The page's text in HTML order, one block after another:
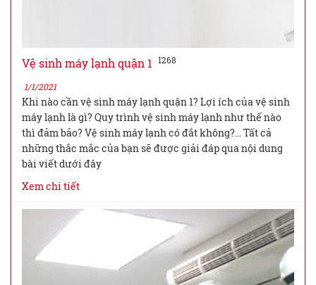
Vệ sinh máy lạnh quận 1 1268
1/1/2021
Khi nào cần vệ sinh máy lạnh quận 1? Lợi ích của vệ sinh
máy lạnh là gì? Quy trình vệ sinh máy lạnh như thế nào
thì đảm bảo? Vệ sinh máy lạnh có đắt không?… Tất cả
những thắc mắc của bạn sẽ được giải đáp qua nội dung
bài viết dưới đây
Xem chi tiết